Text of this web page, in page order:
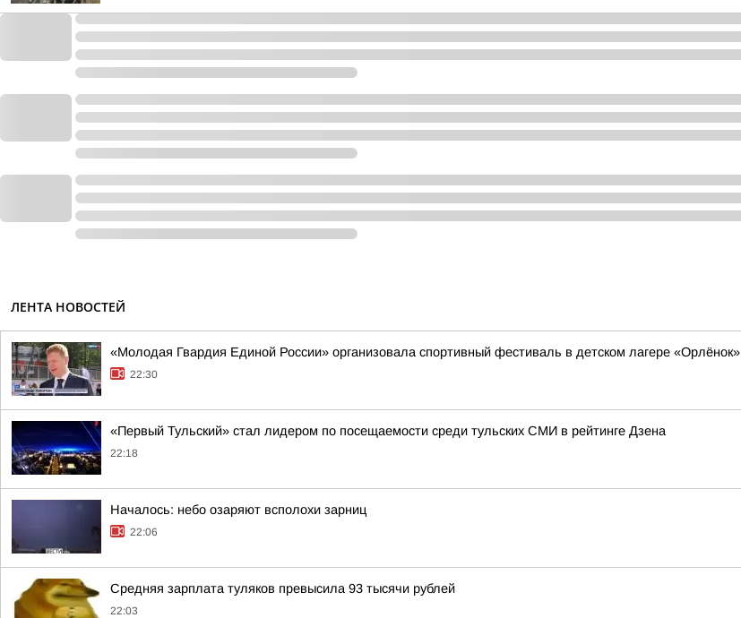
ЛЕНТА НОВОСТЕЙ
«Молодая Гвардия Единой России» организовала спортивный фестиваль в детском лагере «Орлёнок»
22:30
«Первый Тульский» стал лидером по посещаемости среди тульских СМИ в рейтинге Дзена
22:18
Началось: небо озаряют всполохи зарниц
22:06
Средняя зарплата туляков превысила 93 тысячи рублей
22:03